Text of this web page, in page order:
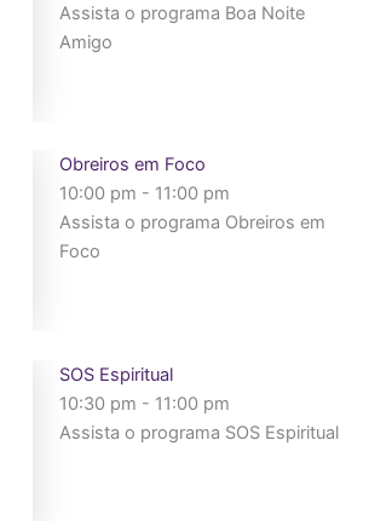
Assista o programa Boa Noite
Amigo
Obreiros em Foco
10:00 pm - 11:00 pm
Assista o programa Obreiros em
Foco
SOS Espiritual
10:30 pm - 11:00 pm
Assista o programa SOS Espiritual